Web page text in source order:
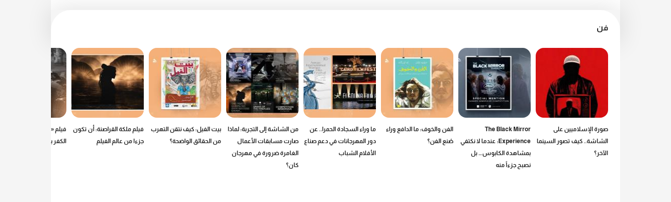
فن
صورة الإسلاميين على
الشاشة.. كيف تصور السينما
الآخر؟
The Black Mirror
Experience: عندما لا نكتفي
بمشاهدة الكابوس… بل
نصبح جزءاً منه
الفن والخوف: ما الدافع وراء
صُنع الفن؟
ما وراء السجادة الحمرا.. عن
دور المهرجانات في دعم صناع
الأفلام الشباب
من الشاشة إلى التجربة: لماذا
صارت مسابقات الأعمال
الغامرة ضرورة في مهرجان
كان؟
بيت الفيل: كيف نتقن التهرب
من الحقائق الواضحة؟
فيلم ملكة القراصنة: أن تكون
جزءا من عالم الفيلم
الكفر بمعنى الكلمة